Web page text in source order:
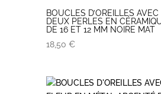
BOUCLES D’OREILLES AVEC
DEUX PERLES EN
DE 16 ET 12 MM NOIRE MAT
18,50 €